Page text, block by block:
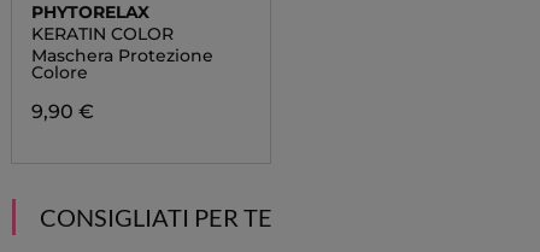
PHYTORELAX
KERATIN COLOR
Maschera Protezione
Colore
9,90 €
CONSIGLIATI PER TE